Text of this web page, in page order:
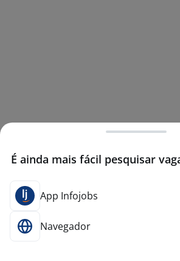
É ainda mais fácil pesquisar
App Infojobs
Navegador